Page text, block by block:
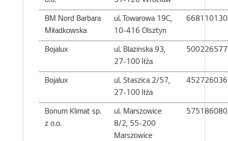
BM Nord Barbara
Miładkowska
ul. Towarowa 19C,
10-416 Olsztyn
668110130
Bojalux
ul. Blazinska 93,
27-100 Iłża
500226577
Bojalux
ul. Staszica 2/57,
27-100 Iłża
452726036
Bonum Klimat sp.
z o.o.
ul. Marszowice
8/2, 55-200
Marszowice
575186080